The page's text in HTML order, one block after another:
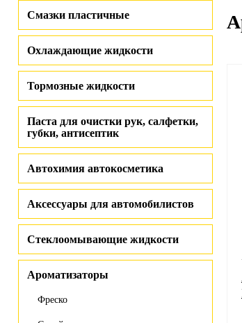
Смазки пластичные
Охлаждающие жидкости
Тормозные жидкости
Паста для очистки рук, салфетки,
губки, антисептик
Автохимия автокосметика
Аксессуары для автомобилистов
Стеклоомывающие жидкости
Ароматизаторы
Фреско